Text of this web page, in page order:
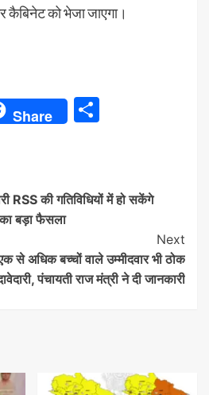
कैबिनेट को भेजा जाएगा।
Share
RSS की गतिविधियों में हो सकेंगे
का बड़ा फैसला
Next
से अधिक बच्चों वाले उम्मीदवार भी ठोक
पंचायती राज मंत्री ने दी जानकारी